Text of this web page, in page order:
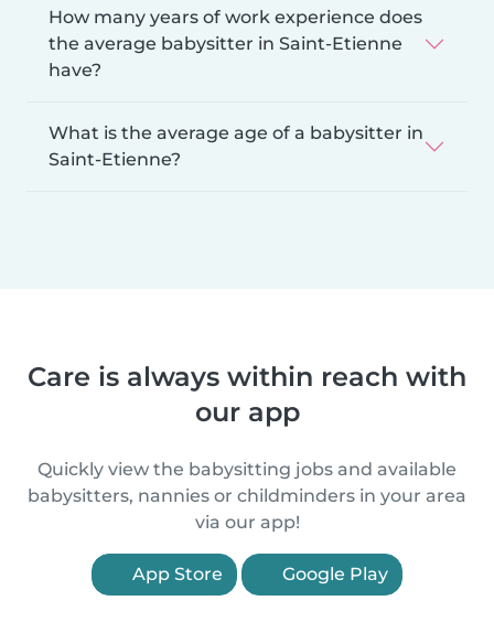
How many years of work experience does
the average babysitter in Saint-Etienne
have?
What is the average age of a babysitter in
Saint-Etienne?
Care is always within reach with
our app
Quickly view the babysitting jobs and available
babysitters, nannies or childminders in your area
via our app!
App Store Google Play